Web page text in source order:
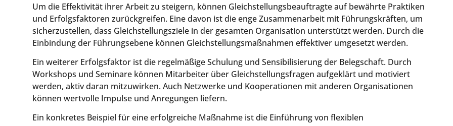
Um die Effektivität ihrer Arbeit zu steigern, können Gleichstellungsbeauftragte auf bewährte Praktiken
und Erfolgsfaktoren zurückgreifen. Eine davon ist die enge Zusammenarbeit mit Führungskräften, um
sicherzustellen, dass Gleichstellungsziele in der gesamten Organisation unterstützt werden. Durch die
Einbindung der Führungsebene können Gleichstellungsmaßnahmen effektiver umgesetzt werden.
Ein weiterer Erfolgsfaktor ist die regelmäßige Schulung und Sensibilisierung der Belegschaft. Durch
Workshops und Seminare können Mitarbeiter über Gleichstellungsfragen aufgeklärt und motiviert
werden, aktiv daran mitzuwirken. Auch Netzwerke und Kooperationen mit anderen Organisationen
können wertvolle Impulse und Anregungen liefern.
Ein konkretes Beispiel für eine erfolgreiche Maßnahme ist die Einführung von flexiblen